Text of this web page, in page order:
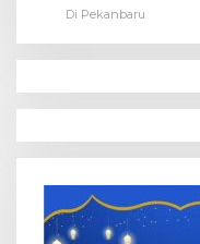
Di Pekanbaru